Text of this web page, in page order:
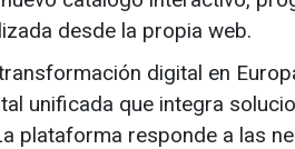
desde la propia web.
digital en
unificada que integra
plataforma responde a las